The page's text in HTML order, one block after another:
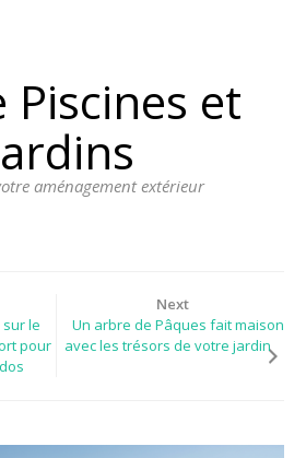
Piscines et
aménagement extérieur
le
pour
Next
Un arbre de Pâques fait maison
avec les trésors de votre jardin